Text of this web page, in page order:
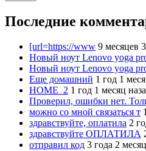
Последние
[url=https://www 9 месяцев
Новый ноут Lenovo yoga
Новый ноут Lenovo yoga
Еще домашний 1 год 1
HOME_2 1 год 1 месяц
Проверил, ошибки нет.
можно со мной связаться т
здравствуйте, оплатила 2
здравствуйте ОПЛАТИЛА
отправил код 3 года 2